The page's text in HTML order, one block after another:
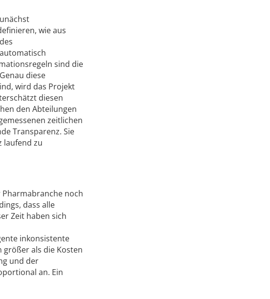
wie aus
sind die
diese
wird das Projekt
diesen
den Abteilungen
zeitlichen
Transparenz. Sie
laufend zu
noch
dass alle
Zeit haben sich
inkonsistente
größer als die Kosten
und der
an. Ein